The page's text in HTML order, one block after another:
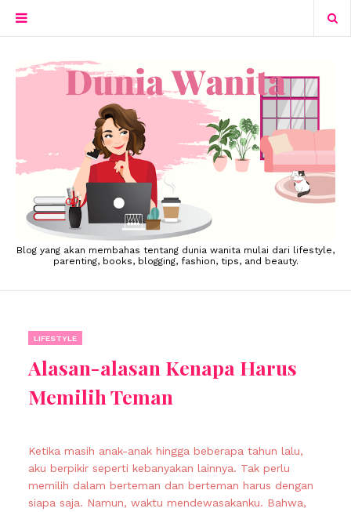
Blog yang akan membahas tentang dunia wanita mulai dari lifestyle,
parenting, books, blogging, fashion, tips, and beauty.
LIFESTYLE
Alasan-alasan Kenapa Harus
Memilih Teman
Ketika masih anak-anak hingga beberapa tahun lalu,
aku berpikir seperti kebanyakan lainnya. Tak perlu
memilih dalam berteman dan berteman harus dengan
siapa saja. Namun, waktu mendewasakanku. Bahwa,